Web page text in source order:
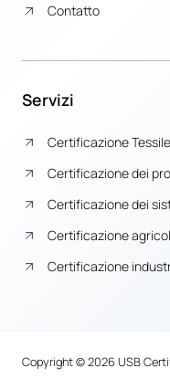
Contatto
Servizi
Certificazione
Certificazione dei
Certificazione dei
Certificazione
Certificazione
Copyright © 2026 USB